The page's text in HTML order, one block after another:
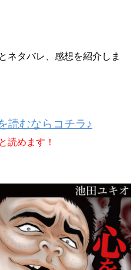
ネタバレ、感想を紹介しま
読むならコチラ♪
読めます！